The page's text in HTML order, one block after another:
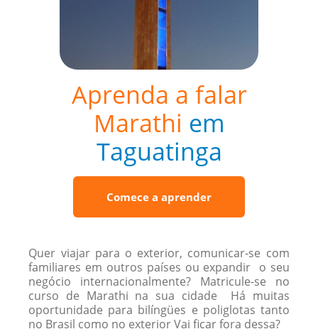
Aprenda a falar
Marathi em
Taguatinga
Comece a aprender
Quer viajar para o exterior, comunicar-se com
familiares em outros países ou expandir o seu
negócio internacionalmente? Matricule-se no
curso de Marathi na sua cidade Há muitas
oportunidade para bilíngües e poliglotas tanto
no Brasil como no exterior Vai ficar fora dessa?